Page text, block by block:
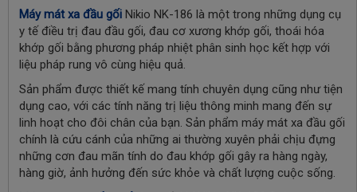
Máy mát xa đầu gối Nikio NK-186 là một trong những dụng cụ
y tế điều trị đau đầu gối, đau cơ xương khớp gối, thoái hóa
khớp gối bằng phương pháp nhiệt phân sinh học kết hợp với
liệu pháp rung vô cùng hiệu quả.
Sản phẩm được thiết kế mang tính chuyên dụng cũng như tiện
dụng cao, với các tính năng trị liệu thông minh mang đến sự
linh hoạt cho đôi chân của bạn. Sản phẩm máy mát xa đầu gối
chính là cứu cánh của những ai thường xuyên phải chịu đựng
những cơn đau mãn tính do đau khớp gối gây ra hàng ngày,
hàng giờ, ảnh hưởng đến sức khỏe và chất lượng cuộc sống.